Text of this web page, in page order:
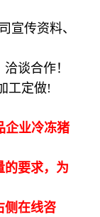
传资料、
谈合作！
工定做!
企业冷冻猪
要求，为
在线咨